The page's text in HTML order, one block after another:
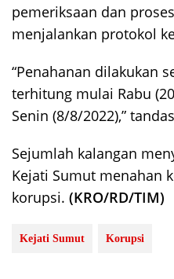
pemeriksaan dan
menjalankan protokol
“Penahanan dilakukan
terhitung mulai Rabu
Senin (8/8/2022),”
Sejumlah kalangan
Kejati Sumut menahan
korupsi. (KRO/RD/TIM)
Kejati Sumut Korupsi